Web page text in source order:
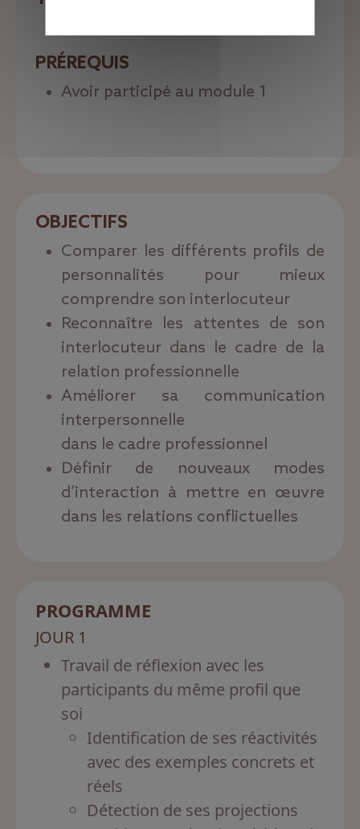
PRÉREQUIS
Avoir participé au module 1
OBJECTIFS
Comparer les différents profils de
personnalités pour mieux
comprendre son interlocuteur
Reconnaître les attentes de son
interlocuteur dans le cadre de la
relation professionnelle
Améliorer sa communication
interpersonnelle
dans le cadre professionnel
Définir de nouveaux modes
d’interaction à mettre en œuvre
dans les relations conflictuelles
PROGRAMME
JOUR 1
Travail de réflexion avec les
participants du même profil que
soi
Identification de ses réactivités
avec des exemples concrets et
réels
Détection de ses projections